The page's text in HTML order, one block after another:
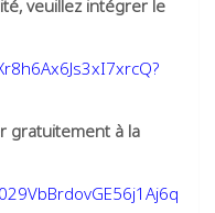
veuillez intégrer le
gratuitement à la